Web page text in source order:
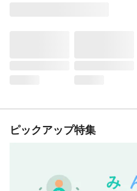
ピックアップ特集